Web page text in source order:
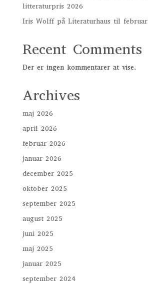
litteraturpris 2026
Iris Wolff på Literaturhaus til februar
Recent Comments
Der er ingen kommentarer at vise.
Archives
maj 2026
april 2026
februar 2026
januar 2026
december 2025
oktober 2025
september 2025
august 2025
juni 2025
maj 2025
januar 2025
september 2024